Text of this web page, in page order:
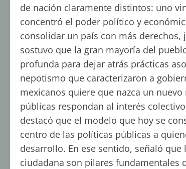
de nación claramente distintos: uno
concentró el poder político y
consolidar un país con más derechos,
sostuvo que la gran mayoría del
profunda para dejar atrás prácticas
nepotismo que caracterizaron a
mexicanos quiere que nazca un
públicas respondan al interés
destacó que el modelo que hoy se
centro de las políticas públicas a
desarrollo. En ese sentido, señaló
ciudadana son pilares fundamentales